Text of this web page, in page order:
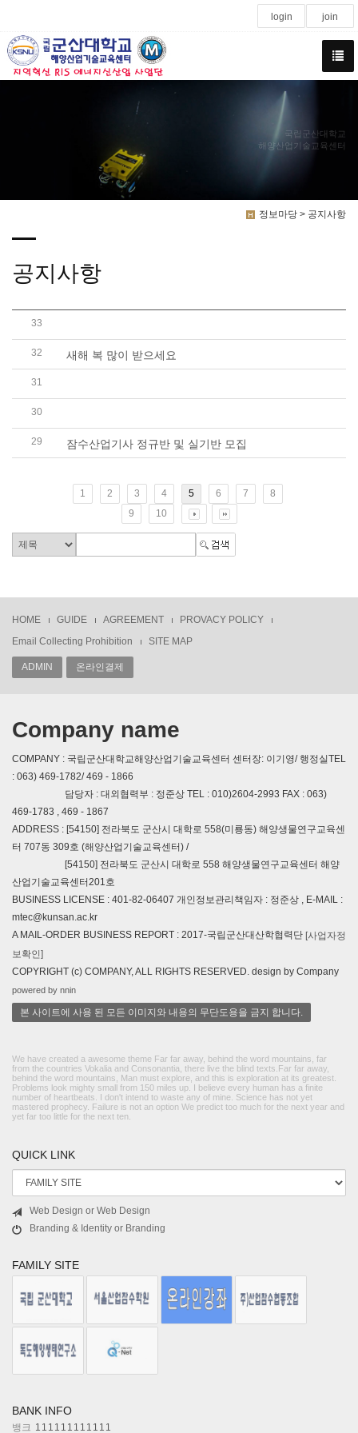
login join
국립군산대학교
해양산업기술교육센터
정보마당 > 공지사항
공지사항
33
32 새해 복 많이 받으세요
31
30
29 잠수산업기사 정규반 및 실기반 모집
1 2 3 4 5 6 7
8
9
10
HOME GUIDE AGREEMENT
PROVACY POLICY
Email Collecting Prohibition
SITE MAP
ADMIN 온라인결제
Company name
COMPANY : 국립군산대학교해양산업기술교육센터 센터장: 이기영/ 행정실TEL
: 063) 469-1782/ 469 - 1866
담당자 : 대외협력부 : 정준상 TEL : 010)2604-2993 FAX : 063)
469-1783 , 469 - 1867
ADDRESS : [54150] 전라북도 군산시 대학로 558(미룡동) 해양생물연구교육센
터 707동 309호 (해양산업기술교육센터) /
[54150] 전라북도 군산시 대학로 558 해양생물연구교육센터 해양
산업기술교육센터201호
BUSINESS LICENSE : 401-82-06407 개인정보관리책임자 : 정준상 , E-MAIL :
mtec@kunsan.ac.kr
A MAIL-ORDER BUSINESS REPORT : 2017-국립군산대산학협력단 [사업자정
보확인]
COPYRIGHT (c) COMPANY, ALL RIGHTS RESERVED. design by Company
powered by nnin
본 사이트에 사용 된 모든 이미지와 내용의 무단도용을 금지 합니다.
We have created a awesome theme Far far away, behind the word mountains, far
from the countries Vokalia and Consonantia, there live the blind texts.Far far away,
behind the word mountains, Man must explore, and this is exploration at its greatest.
Problems look mighty small from 150 miles up. I believe every human has a finite
number of heartbeats. I don't intend to waste any of mine. Science has not yet
mastered prophecy. Failure is not an option We predict too much for the next year and
yet far too little for the next ten.
QUICK LINK
Web Design or Web Design
Branding & Identity or Branding
FAMILY SITE
BANK INFO
뱅크 111111111111